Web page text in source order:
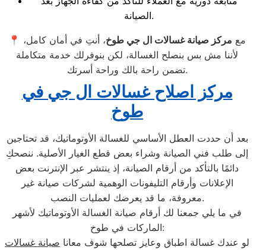
الصيانة.
📍 مع مركز صيانة غسالات ال جي طوخ، أنتِ في أمان كامل،
لأننا مش بس بنصلح الغسالة، لكن بنوفرلك خدمة متكاملة
تضمن راحة بالك وراحة أسرتك.
مركز اصلاح غسالات ال جي في
طوخ
بعد أن حددت العطل الأساسي للغسالة الأوتوماتيك، قد تحتاجين
إلى طلب فني الصيانة وشراء بعض قطع الغيار الأصلية. ننصحكِ
دائمًا بالتأكد من أرقام الصيانة، إذ ينتشر عبر الإنترنت بعض
الإعلانات وأرقام التليفونات الوهمية لشركات صيانة غير
معروفة، ما قد يعرضك لعمليات النصب.
في ما يلي جمعنا لك أرقام صيانة الغسالة الأوتوماتيك لأشهر
الماركات في طوخ:
لو عندك غسالة اطباق وعايز تصلحها شوف معانا صيانة غسالات